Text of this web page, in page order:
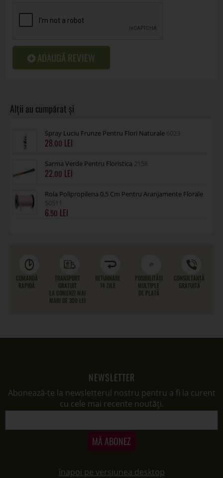
ADAUGĂ REVIEW
Spray Luciu Frunze Pentru Flori Naturale 6023
28.00
Sarma Verde Pentru Floristica 2158
22.00
Rola Polipropilena 0,5 Cm Pentru Aranjamente Florale
50511
6.50
COMANDĂ
RAPIDĂ
TRANSPORT
GRATUIT
LA COMENZI MAI
MARI DE 300 LEI
RETURNARE
14 ZILE
POSIBILITĂȚI
MULTIPLE
DE PLATĂ
CONSULTANȚĂ
GRATUITĂ
NEWSLETTER
Abonează-te la newsletterul nostru pentru a fi la curent
cu cele mai recente noutăți.
MĂ ABONEZ
înapoi pe versiunea desktop